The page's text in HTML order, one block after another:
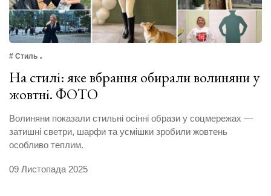
# Стиль
На стилі: яке вбрання обирали волиняни у
жовтні. ФОТО
Волиняни показали стильні осінні образи у соцмережах —
затишні светри, шарфи та усмішки зробили жовтень
особливо теплим.
09 Листопада 2025